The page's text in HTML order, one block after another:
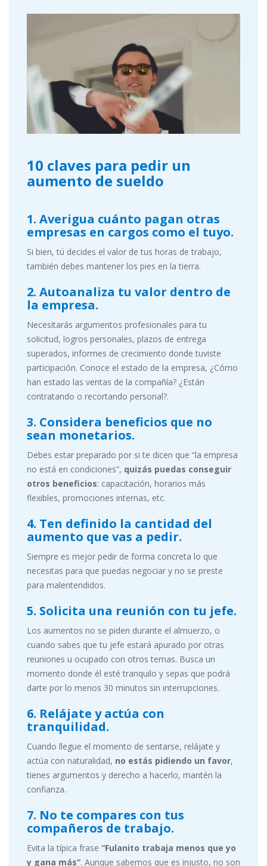
10 claves para pedir un
aumento de sueldo
1. Averigua cuánto pagan otras
empresas en cargos como el tuyo.
Si bien, tú decides el valor de tus horas de trabajo,
también debes mantener los pies en la tierra.
2. Autoanaliza tu valor dentro de
la empresa.
Necesitarás argumentos profesionales para tu
solicitud, logros personales, plazos de entrega
superados, informes de crecimiento donde tuviste
participación. Conoce el estado de la empresa, ¿Cómo
han estado las ventas de la compañía? ¿Están
contratando o recortando personal?.
3. Considera beneficios que no
sean monetarios.
Debes estar preparado por si te dicen que “la empresa
no está en condiciones”, quizás puedas conseguir
otros beneficios: capacitación, horarios más
flexibles, promociones internas, etc.
4. Ten definido la cantidad del
aumento que vas a pedir.
Siempre es mejor pedir de forma concreta lo que
necesitas para que puedas negociar y no se preste
para malentendidos.
5. Solicita una reunión con tu jefe.
Los aumentos no se piden durante el almuerzo, o
cuando sabes que tu jefe estará apurado por otras
reuniones u ocupado con otros temas. Busca un
momento donde él esté tranquilo y sepas que podrá
darte por lo menos 30 minutos sin interrupciones.
6. Relájate y actúa con
tranquilidad.
Cuando llegue el momento de sentarse, relájate y
actúa con naturalidad, no estás pidiendo un favor,
tienes argumentos y derecho a hacerlo, mantén la
confianza.
7. No te compares con tus
compañeros de trabajo.
Evita la típica frase “Fulanito trabaja menos que yo
y gana más”. Aunque sabemos que es injusto, no son